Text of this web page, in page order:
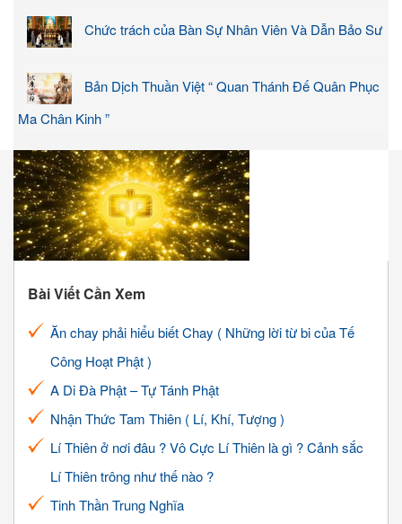
Chức trách của Bàn Sự Nhân Viên Và Dẫn Bảo Sư
Bản Dịch Thuần Việt “ Quan Thánh Đế Quân Phục
Ma Chân Kinh ”
Bài Viết Cần Xem
Ăn chay phải hiểu biết Chay ( Những lời từ bi của Tế
Công Hoạt Phật )
A Di Đà Phật – Tự Tánh Phật
Nhận Thức Tam Thiên ( Lí, Khí, Tượng )
Lí Thiên ở nơi đâu ? Vô Cực Lí Thiên là gì ? Cảnh sắc
Lí Thiên trông như thế nào ?
Tinh Thần Trung Nghĩa